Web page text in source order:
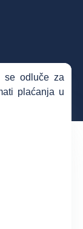
se odluče za
plaćanja u